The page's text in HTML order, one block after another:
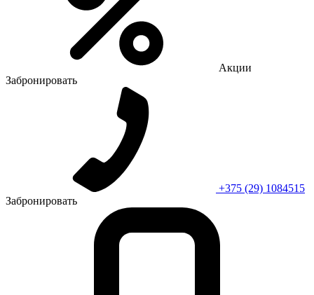
Акции
Забронировать
+375 (29) 1084515
Забронировать